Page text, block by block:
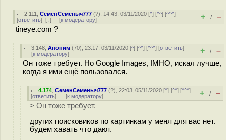
2.111 ,СеменСеменыч777 (?), 14:43, 03/11/2020 [^] [^^] [^^^]
[ответить] [↓] [к модератору] + / –
tineye.com ?
3.148 ,Аноним (70), 23:17, 03/11/2020 [^] [^^] [^^^] [ответить]
[к модератору] + / –
Он тоже требует. Но Google Images, IMHO, искал лучше,
когда я ими ещё пользовался.
4.174 ,СеменСеменыч777 (?), 22:03, 05/11/2020 [^] [^^] [^^^]
[ответить] [к модератору] + / –
> Он тоже требует.
других поисковиков по картинкам у меня для вас нет.
будем хавать что дают.